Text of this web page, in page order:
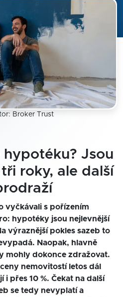
Broker Trust
Jsou
roky, ale další
vyčkávali s pořízením
hypotéky jsou nejlevnější
výraznější pokles sazeb to
Naopak, hlavně
mohly dokonce zdražovat.
nemovitostí letos dál
přes 10 %. Čekat na další
se tedy nevyplatí a